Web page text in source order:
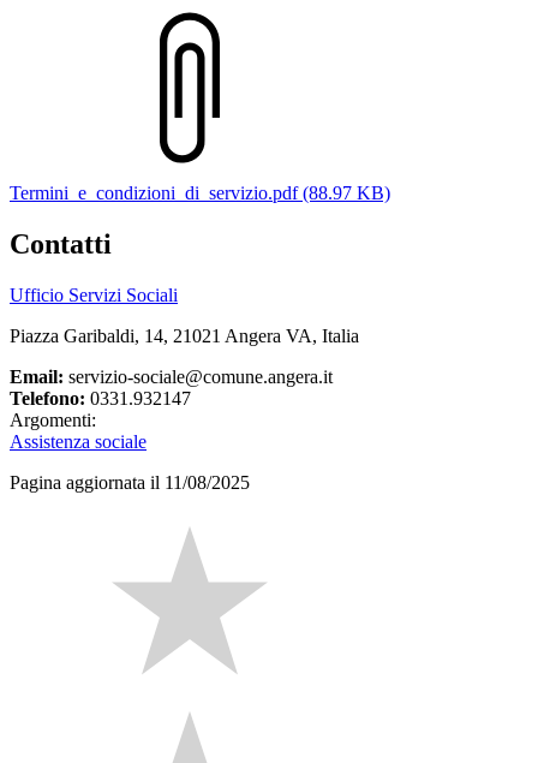
Termini_e_condizioni_di_servizio.pdf (88.97 KB)
Contatti
Ufficio Servizi Sociali
Piazza Garibaldi, 14, 21021 Angera VA, Italia
Email: servizio-sociale@comune.angera.it
Telefono: 0331.932147
Argomenti:
Assistenza sociale
Pagina aggiornata il 11/08/2025